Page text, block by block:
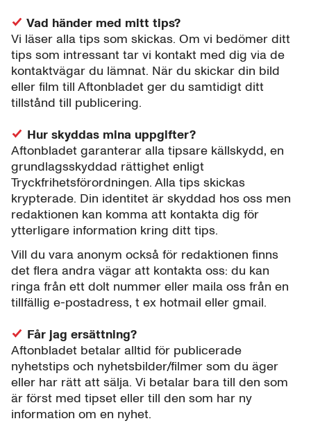
Vad händer med mitt tips?
Vi läser alla tips som skickas. Om vi bedömer ditt
tips som intressant tar vi kontakt med dig via de
kontaktvägar du lämnat. När du skickar din bild
eller film till Aftonbladet ger du samtidigt ditt
tillstånd till publicering.
Hur skyddas mina uppgifter?
Aftonbladet garanterar alla tipsare källskydd, en
grundlagsskyddad rättighet enligt
Tryckfrihetsförordningen. Alla tips skickas
krypterade. Din identitet är skyddad hos oss men
redaktionen kan komma att kontakta dig för
ytterligare information kring ditt tips.
Vill du vara anonym också för redaktionen finns
det flera andra vägar att kontakta oss: du kan
ringa från ett dolt nummer eller maila oss från en
tillfällig e-postadress, t ex hotmail eller gmail.
Får jag ersättning?
Aftonbladet betalar alltid för publicerade
nyhetstips och nyhetsbilder/filmer som du äger
eller har rätt att sälja. Vi betalar bara till den som
är först med tipset eller till den som har ny
information om en nyhet.